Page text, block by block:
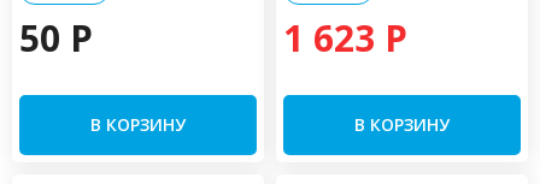
50 P
В КОРЗИНУ
1 623 P
В КОРЗИНУ